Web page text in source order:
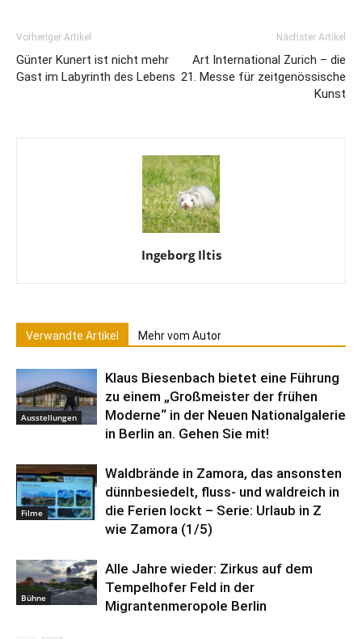
Vorheriger Artikel
Günter Kunert ist nicht mehr
Gast im Labyrinth des Lebens
Nächster Artikel
Art International Zurich – die
21. Messe für zeitgenössische
Kunst
Ingeborg Iltis
Verwandte Artikel Mehr vom Autor
Ausstellungen
Klaus Biesenbach bietet eine Führung
zu einem „Großmeister der frühen
Moderne“ in der Neuen Nationalgalerie
in Berlin an. Gehen Sie mit!
Filme
Waldbrände in Zamora, das ansonsten
dünnbesiedelt, fluss- und waldreich in
die Ferien lockt – Serie: Urlaub in Z
wie Zamora (1/5)
Bühne
Alle Jahre wieder: Zirkus auf dem
Tempelhofer Feld in der
Migrantenmeropole Berlin